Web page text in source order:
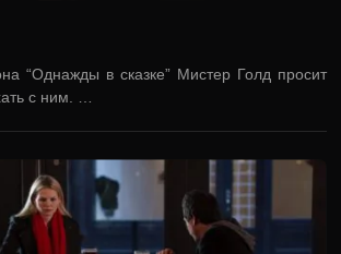
“Однажды в сказке” Мистер Голд просит
с ним. …